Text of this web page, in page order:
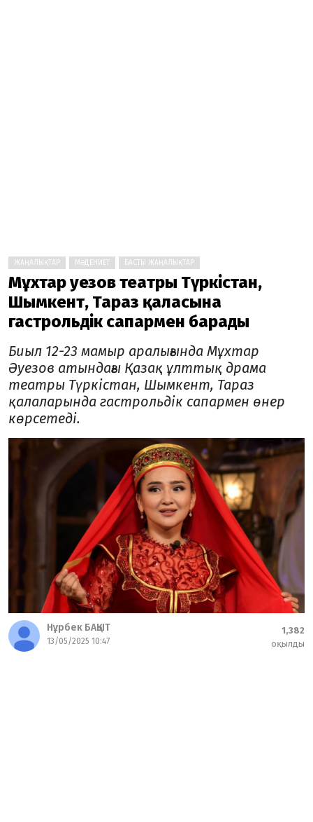
ЖАҢАЛЫҚТАР МӘДЕНИЕТ БАСТЫ ЖАҢАЛЫҚТАР
Мұхтар Әуезов театры Түркістан,
Шымкент, Тараз қаласына
гастрольдік сапармен барады
Биыл 12-23 мамыр аралығында Мұхтар
Әуезов атындағы Қазақ ұлттық драма
театры Түркістан, Шымкент, Тараз
қалаларында гастрольдік сапармен өнер
көрсетеді.
Нұрбек БАҚЫТ
13/05/2025 10:47
1,382
оқылды